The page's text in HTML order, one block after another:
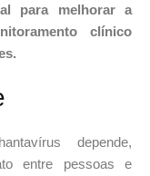
para melhorar a
clínico
depende,
entre pessoas e